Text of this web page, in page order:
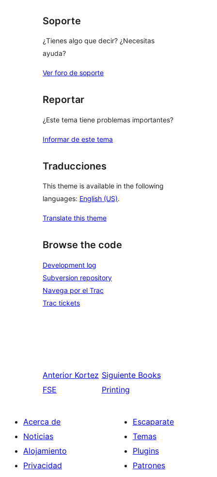
Soporte
¿Tienes algo que decir? ¿Necesitas
ayuda?
Ver foro de soporte
Reportar
¿Este tema tiene problemas importantes?
Informar de este tema
Traducciones
This theme is available in the following
languages: English (US).
Translate this theme
Browse the code
Development log
Subversion repository
Navega por el Trac
Trac tickets
Anterior Kortez
FSE
Siguiente Books
Printing
Acerca de
Noticias
Alojamiento
Privacidad
Escaparate
Temas
Plugins
Patrones